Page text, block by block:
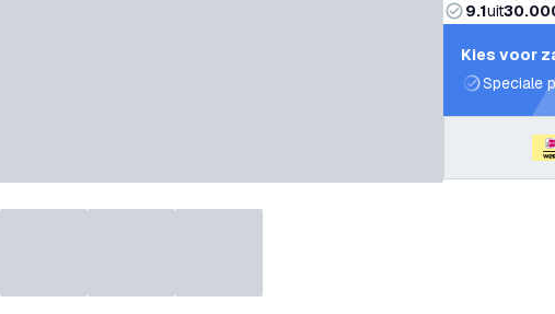
9.1uit
Kies voor
Speciale